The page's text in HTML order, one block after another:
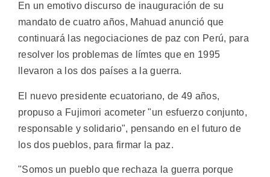
En un emotivo discurso de inauguración de su
mandato de cuatro años, Mahuad anunció que
continuará las negociaciones de paz con Perú, para
resolver los problemas de límtes que en 1995
llevaron a los dos países a la guerra.
El nuevo presidente ecuatoriano, de 49 años,
propuso a Fujimori acometer "un esfuerzo conjunto,
responsable y solidario", pensando en el futuro de
los dos pueblos, para firmar la paz.
"Somos un pueblo que rechaza la guerra porque